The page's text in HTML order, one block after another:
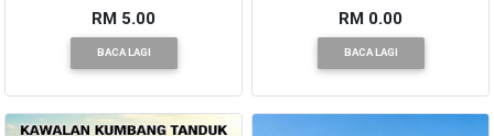
RM 5.00
BACA LAGI
RM 0.00
BACA LAGI